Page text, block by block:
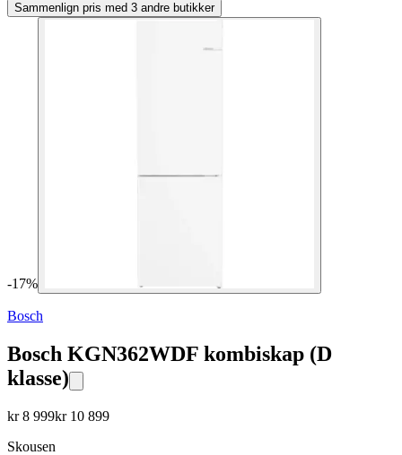
Sammenlign pris med 3 andre butikker
-17%
Bosch
Bosch KGN362WDF kombiskap (D
klasse)
kr8 999kr 10 899
Skousen